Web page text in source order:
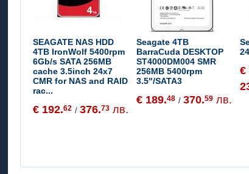
SEAGATE NAS HDD
4TB IronWolf 5400rpm
6Gb/s SATA 256MB
cache 3.5inch 24x7
CMR for NAS and RAID
rac...
€ 192.62 /376.73 лв.
Seagate 4TB
BarraCuda DESKTOP
ST4000DM004 SMR
256MB 5400rpm
3.5"/SATA3
€ 189.48 /370.59 лв.
€